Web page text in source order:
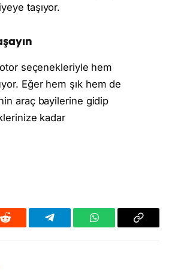
taşıyor.
seçenekleriyle hem
Eğer hem şık hem de
araç bayilerine gidip
kadar
Reddit Telegram WhatsAppBağlantıyı